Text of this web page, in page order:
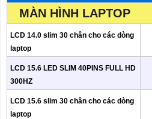
MÀN HÌNH LAPTOP
LCD 14.0 slim 30 chân cho các dòng
laptop
LCD 15.6 LED SLIM 40PINS FULL HD
300HZ
LCD 15.6 slim 30 chân cho các dòng
laptop